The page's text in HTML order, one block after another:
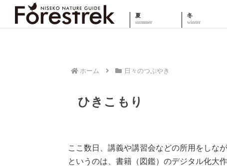
夏 冬
ホーム 日々のつぶやき
ひきこもり
ここ数日、講義や講習会などの所用をしな
というのは、書籍（図鑑）のデジタル化大作